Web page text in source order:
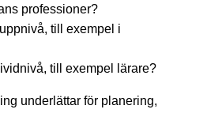
professioner?
till exempel i
till exempel lärare?
underlättar för planering,